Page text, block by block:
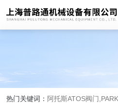
热门关键词： 阿托斯ATOS阀门